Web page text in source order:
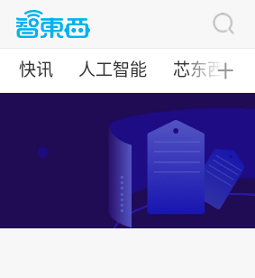
快讯 人工智能 芯东西╋